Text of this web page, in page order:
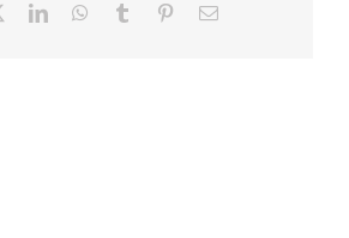
LinkedInWhatsApp
Tumblr PinterestEmail